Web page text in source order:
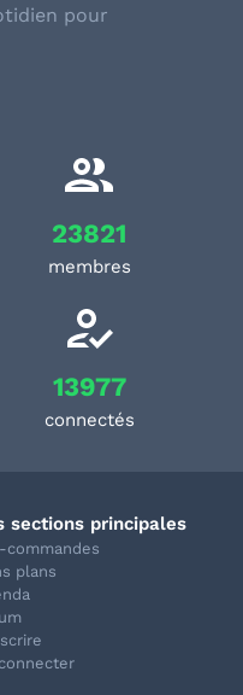
pour
23821
membres
13977
connectés
sections principales
commandes
plans